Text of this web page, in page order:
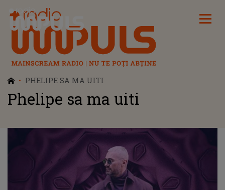
Radio Impuls
PHELIPE SA MA UITI
Phelipe sa ma uiti